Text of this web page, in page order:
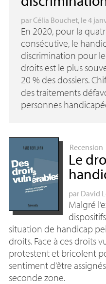
parCélia Bouchet, le 4
En 2020, pour la
consécutive, le
discrimination pour
droits est le plus
20 % des dossiers.
des traitements
personnes
Recension
Le
par David
Malgré
situation de handicap
droits. Face à ces droits
protestent et bricolent
sentiment d’être
seconde zone.